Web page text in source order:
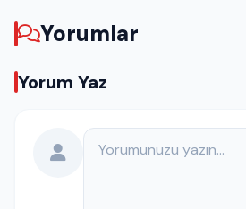
Yorumlar
Yorum Yaz
Yorumunuz